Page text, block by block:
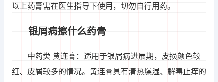
以上药膏需在医生指导下使用，切勿自行用药。
银屑病擦什么药膏
中药类 黄连膏：适用于银屑病进展期，皮损颜色较
红、皮屑较多的情况。黄连膏具有清热燥湿、解毒止痒的